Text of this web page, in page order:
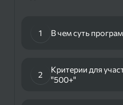
1 В чем суть
2
Критерии для
"500+"